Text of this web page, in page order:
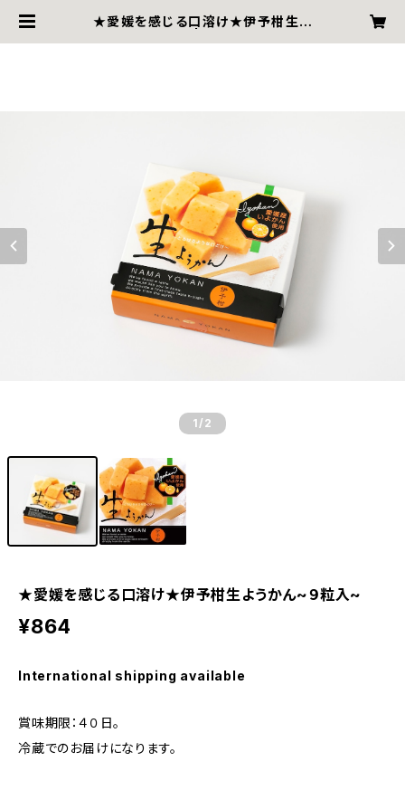
★愛媛を感じる口溶け★伊予柑生よ
1 /2
★愛媛を感じる口溶け★伊予柑生ようかん~９粒入~
¥864
International shipping available
賞味期限：４０日。
冷蔵でのお届けになります。